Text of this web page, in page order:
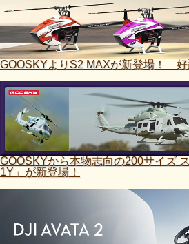
GOOSKYよりS2 MAXが新登場！ 好
GOOSKYから本物志向の200サイズ
1Y」が新登場！